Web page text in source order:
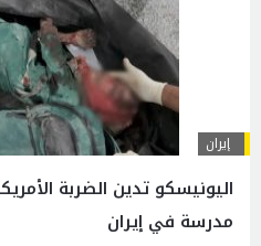
إيران
اليونيسكو تدين الضربة
مدرسة في إيران